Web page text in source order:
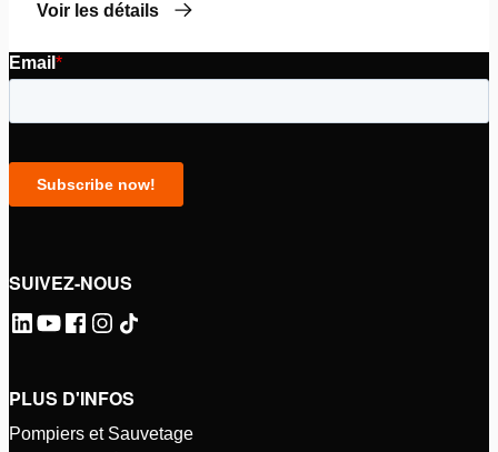
Voir les détails
SUIVEZ-NOUS
PLUS D'INFOS
Pompiers et Sauvetage